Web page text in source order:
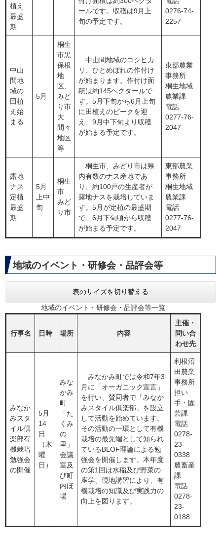
植え
最盛
期
ールです。収穫は9月上
旬の予定です。
0276-74-
2257
中山
間地
域の
田植
え始
まる
5月
桐生
市黒
保根
地
区、
みど
り市
大
間々
地区
等
中山間地域のコシヒカ
リ、ひとめぼれの作付け
が始まります。作付け面
積は約145ヘクタールで
す。5月下旬から6月上旬
に田植えのピークを迎
え、9月中下旬より収穫
が始まる予定です。
東部農業
事務所
桐生地域
農業課
電話
0277-76-
2047
露地
ナス
定植
最盛
期
5月
上中
旬
桐生
市
みど
り市
桐生市、みどり市は県
内有数のナス産地であ
り、約100戸の生産者が
露地ナスを栽培していま
す。5月が定植の最盛期
で、6月下旬頃から収穫
が始まる予定です。
東部農業
事務所
桐生地域
農業課
電話
0277-76-
2047
地域のイベント・研修会・品評会等
表のサイズを切り替える
地域のイベント・研修会・品評会等一覧
行事名 日時 場所 内容
主催・
問い合
わせ先
みなか
みスタ
イル倶
楽部有
機栽培
勉強会
の開催
​5月
14
日
（木
曜
日）
​みな
かみ
町
「た
くみ
の
里」
会議
室及
び町
内ほ
場
​ みなかみ町では令和7年3
月に「オーガニック宣言」
を行い、賛同者で「みなか
みスタイル俱楽部」を設立
して活動を始めています。
その活動の一環として有機
栽培の最先端として知られ
ているBLOF理論による勉
強会を開催します。本年度
の第1回は水稲及び野菜の
座学、現地講習により、有
機栽培の知識及び実践力の
向上を図ります。
利根沼
田農業
事務所
担い
手・園
芸課
電話
0278-
23-
0338
農畜産
課
電話
0278-
23-
0188